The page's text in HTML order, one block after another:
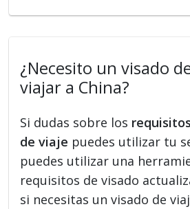
¿Necesito un visado
viajar a China?
Si dudas sobre los
de viaje puedes utilizar tu
puedes utilizar una
requisitos de visado
si necesitas un visado de